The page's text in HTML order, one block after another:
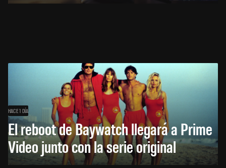
HACE 1 DÍA
El reboot de Baywatch llegará a Prime
Video junto con la serie original